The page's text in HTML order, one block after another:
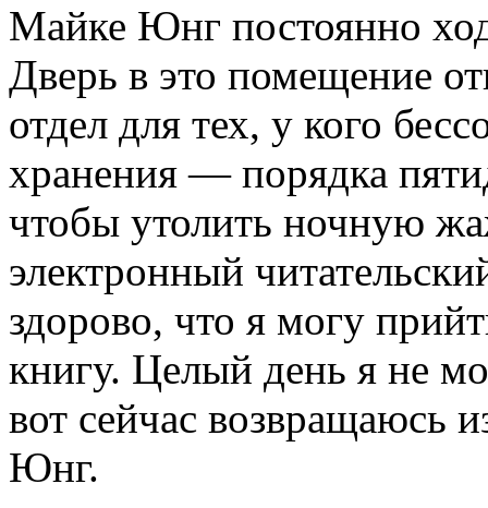
Майке Юнг постоянно
Дверь в это помещение
отдел для тех, у кого
хранения — порядка
чтобы утолить ночную
электронный
здорово, что я могу
книгу. Целый день я не
вот сейчас возвращаюсь
Юнг.